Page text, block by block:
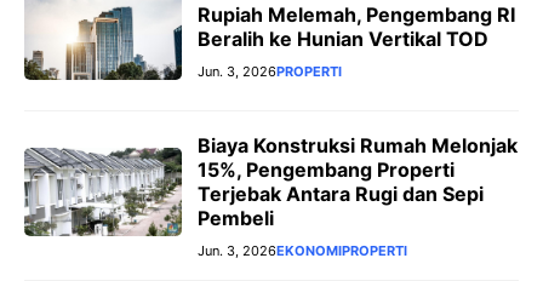
Rupiah Melemah, Pengembang RI
Beralih ke Hunian Vertikal TOD
Jun. 3, 2026PROPERTI
Biaya Konstruksi Rumah Melonjak
15%, Pengembang Properti
Terjebak Antara Rugi dan Sepi
Pembeli
Jun. 3, 2026EKONOMIPROPERTI